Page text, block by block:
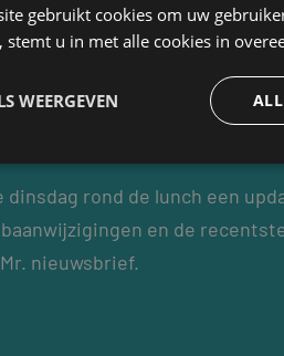
rond de lunch een
en de
nieuwsbrief.
gebruikt cookies om uw
stemt u in met alle cookies in
WEERGEVEN